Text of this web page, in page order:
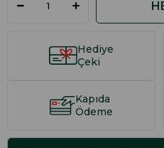
Hediye
Çeki
Kapıda
Ödeme